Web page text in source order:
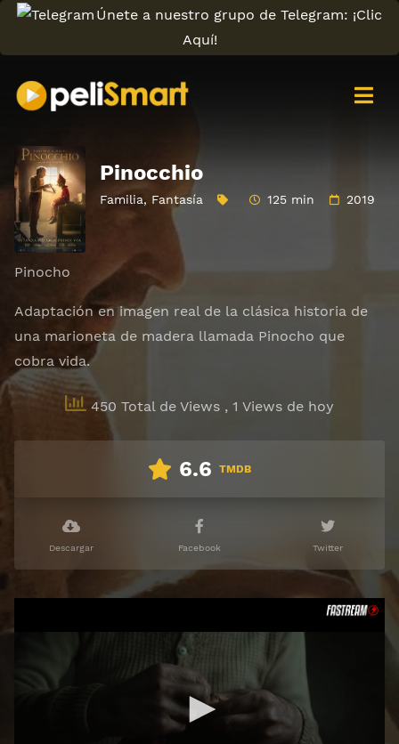
Únete a nuestro grupo de Telegram: ¡Clic
Aquí!
Pinocchio
Familia, Fantasía 125 min 2019
Pinocho
Adaptación en imagen real de la clásica historia de
una marioneta de madera llamada Pinocho que
cobra vida.
450 Total de Views , 1 Views de hoy
6.6 TMDB
Descargar Facebook Twitter